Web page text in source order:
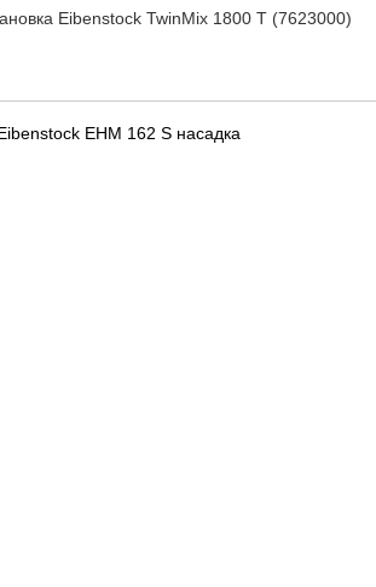
Eibenstock TwinMix 1800 T (7623000)